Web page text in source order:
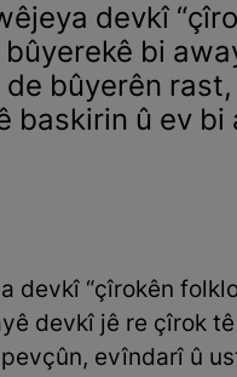
devkî
bi
bûyerên
baskirin û ev bi
devkî “çîrokên
devkî jê re çîrok
evîndarî û